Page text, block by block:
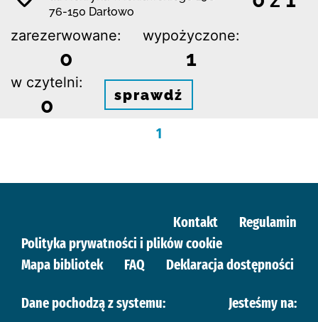
76-150 Darłowo
zarezerwowane:
0
wypożyczone:
1
w czytelni:
0 sprawdź
1
Kontakt
Regulamin
Polityka prywatności i plików cookie
Mapa bibliotek
FAQ Deklaracja dostępności
Dane pochodzą z systemu: Jesteśmy na: